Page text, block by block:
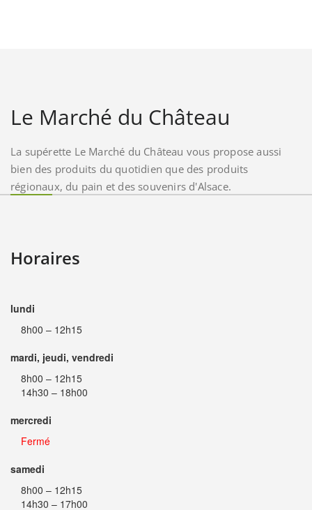
Le Marché du Château
La supérette Le Marché du Château vous propose aussi
bien des produits du quotidien que des produits
régionaux, du pain et des souvenirs d'Alsace.
Horaires
lundi
8h00 – 12h15
mardi, jeudi, vendredi
8h00 – 12h15
14h30 – 18h00
mercredi
Fermé
samedi
8h00 – 12h15
14h30 – 17h00